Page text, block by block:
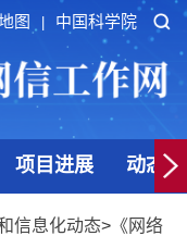
图 中国科学院
项目进展 动态
信息化动态> 《网络